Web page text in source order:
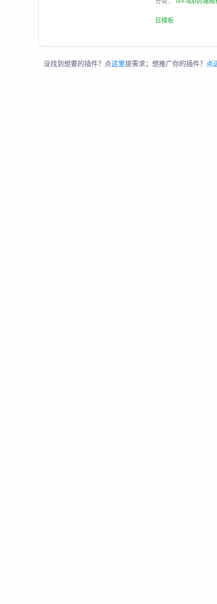
目模板
没找到想要的插件？点这里提需求；想推广你的插件？ 点